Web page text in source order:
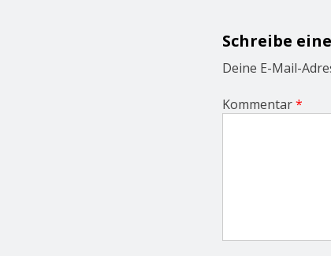
g
a
t
o
n
Schreibe
Deine E-Mail-
Kommentar*